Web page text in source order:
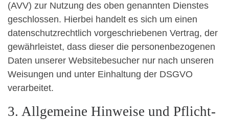
(AVV) zur Nutzung des oben genannten Dienstes
geschlossen. Hierbei handelt es sich um einen
datenschutzrechtlich vorgeschriebenen Vertrag, der
gewährleistet, dass dieser die personenbezogenen
Daten unserer Websitebesucher nur nach unseren
Weisungen und unter Einhaltung der DSGVO
verarbeitet.
3. Allgemeine Hinweise und Pflicht­